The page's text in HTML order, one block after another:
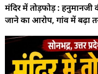
मंदिर में तोड़फोड़ : हनुमानजी
जाने का आरोप, गांव में बढ़ा